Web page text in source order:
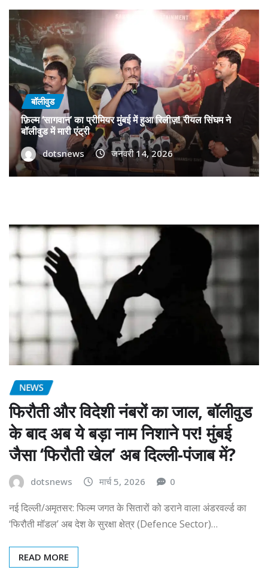
बॉलीवुड
फ़िल्म ‘सागवान’ का प्रीमियर मुंबई में हुआ रिलीज़! रीयल सिंघम ने
बॉलीवुड में मारी एंट्री
dotsnews जनवरी 14, 2026
NEWS
फिरौती और विदेशी नंबरों का जाल, बॉलीवुड
के बाद अब ये बड़ा नाम निशाने पर! मुंबई
जैसा ‘फिरौती खेल’ अब दिल्ली-पंजाब में?
dotsnews मार्च 5, 2026 0
नई दिल्ली/अमृतसर: फिल्म जगत के सितारों को डराने वाला अंडरवर्ल्ड का
‘फिरौती मॉडल’ अब देश के सुरक्षा क्षेत्र (Defence Sector)…
READ MORE